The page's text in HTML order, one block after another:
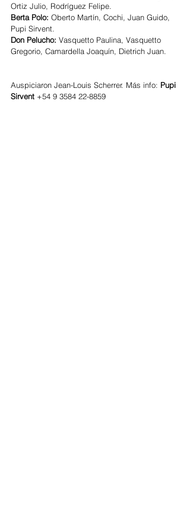
Ortiz Julio, Rodríguez Felipe.
Berta Polo: Oberto Martín, Cochi, Juan Guido,
Pupi Sirvent.
Don Pelucho: Vasquetto Paulina, Vasquetto
Gregorio, Camardella Joaquín, Dietrich Juan.
Auspiciaron Jean-Louis Scherrer. Más info: Pupi
Sirvent +54 9 3584 22-8859